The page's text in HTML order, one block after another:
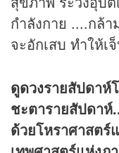
กำลังกาย ....กล้า
จะอักเสบ ทำให้เ
ดูดวงรายสัปดา
ชะตารายสัปดาห์
ด้วยโหราศาสตร์